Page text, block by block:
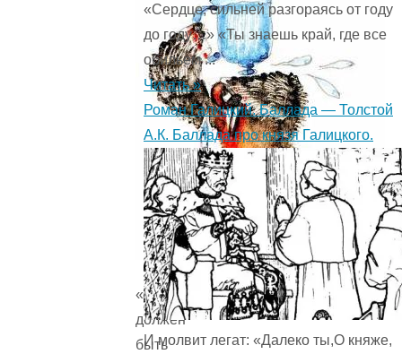
«Я тоже
должен
быть
«Сердце, сильней разгораясь от году
до году…» «Ты знаешь край, где все
обильем ...
Читать »
Роман Галицкий. Баллада — Толстой
А.К. Баллада про князя Галицкого.
И молвит легат: «Далеко ты,О княже,